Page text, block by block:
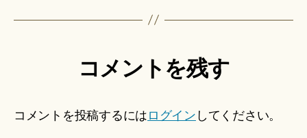
コメントを残す
コメントを投稿するには ログイン してください。